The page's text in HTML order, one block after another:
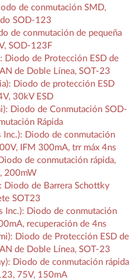
de conmutación SMD,
SOD-123
de conmutación de pequeña
SOD-123F
Diodo de Protección ESD de
de Doble Línea, SOT-23
Diodo de protección ESD
30kV ESD
Diodo de Conmutación SOD-
Rápida
Diodo de conmutación
IFM 300mA, trr máx 4ns
de conmutación rápida,
200mW
Diodo de Barrera Schottky
SOT23
Diodo de conmutación
recuperación de 4ns
Diodo de Protección ESD de
de Doble Línea, SOT-23
Diodo de conmutación rápida
75V, 150mA